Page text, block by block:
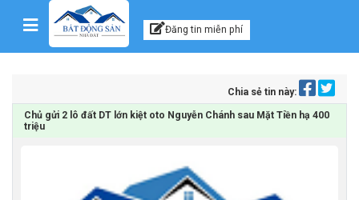
Skip to content Kênh thông tin, tư vấn
Đăng tin miễn phí
Chia sẻ tin này:
Chủ gửi 2 lô đất DT lớn kiệt oto Nguyễn Chánh sau Mặt Tiền hạ 400
triệu